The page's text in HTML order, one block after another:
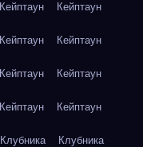
Кейптаун Кейптаун
Кейптаун Кейптаун
Кейптаун Кейптаун
Кейптаун Кейптаун
Клубника Клубника